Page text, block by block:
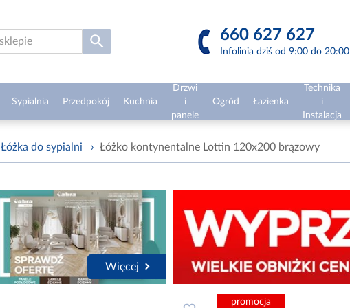
660 627 627
Infolinia dziś od 9:00 do 20:00
Sypialnia Przedpokój Kuchnia
Drzwi
i
panele
Ogród Łazienka
Technika
i
Instalacja
Łóżka do sypialni › Łóżko kontynentalne Lottin 120x200 brązowy
Więcej
promocja